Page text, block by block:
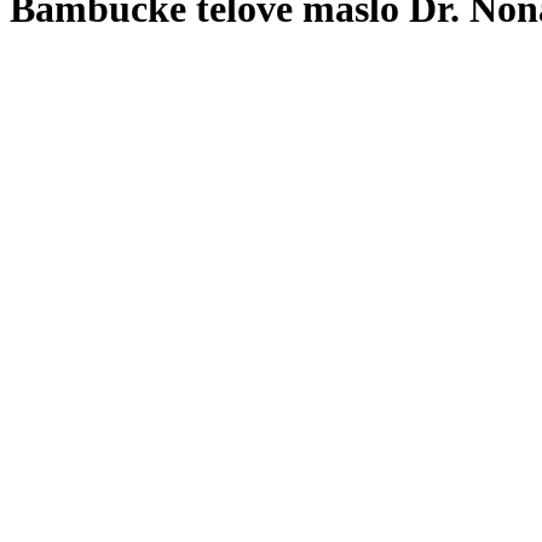
Bambucké telové maslo Dr.